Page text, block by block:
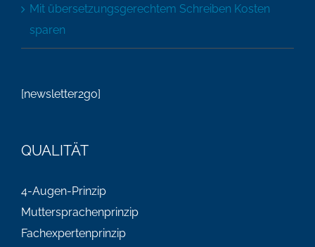
Mit übersetzungsgerechtem Schreiben Kosten
sparen
[newsletter2go]
QUALITÄT
4-Augen-Prinzip
Muttersprachenprinzip
Fachexpertenprinzip